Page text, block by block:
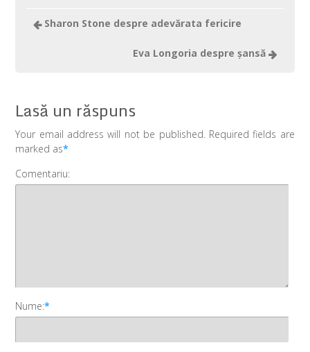
Sharon Stone despre adevărata fericire
Eva Longoria despre șansă
Lasă un răspuns
Your email address will not be published. Required fields are
marked as*
Comentariu:
Nume:*